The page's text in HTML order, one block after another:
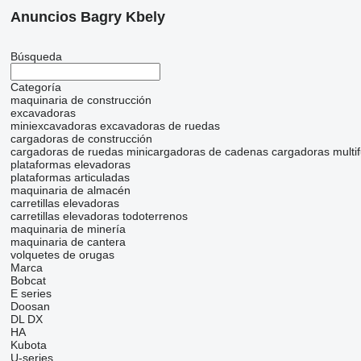
Anuncios Bagry Kbely
Búsqueda
Categoría
maquinaria de construcción
excavadoras
miniexcavadoras excavadoras de ruedas
cargadoras de construcción
cargadoras de ruedas minicargadoras de cadenas cargadoras
plataformas elevadoras
plataformas articuladas
maquinaria de almacén
carretillas elevadoras
carretillas elevadoras todoterrenos
maquinaria de minería
maquinaria de cantera
volquetes de orugas
Marca
Bobcat
E series
Doosan
DL DX
HA
Kubota
U-series